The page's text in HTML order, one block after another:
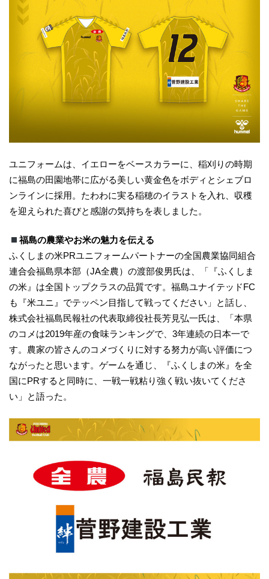
ユニフォームは、イエローをベースカラーに、稲刈りの時期
に福島の田園地帯に広がる美しい黄金色をボディとシェブロ
ンラインに採用。たわわに実る稲穂のイラストを入れ、収穫
を迎えられた喜びと感謝の気持ちを表しました。
福島の農業やお米の魅力を伝える
ふくしまの米PRユニフォームパートナーの全国農業協同組合
連合会福島県本部（JA全農）の渡部俊男氏は、「『ふくしま
の米』は全国トップクラスの品質です。福島ユナイテッドFC
も『米ユニ』でテッペン目指して戦ってください」と話し、
株式会社福島民報社の代表取締役社長芳見弘一氏は、「本県
のコメは2019年産の食味ランキングで、3年連続の日本一で
す。農家の皆さんのコメづくりに対する努力が高い評価につ
ながったと思います。ゲームを通じ、『ふくしまの米』を全
国にPRすると同時に、一戦一戦粘り強く戦い抜いてくださ
い」と語った。